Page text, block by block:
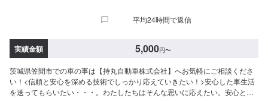
平均24時間で返信
実績金額 5,000円〜
茨城県笠間市での車の事は【持丸自動車株式会社】へお気軽にご相談くださ
い！<信頼と安心を深める技術でしっかり応えていきたい！>安心した車生活
を送ってもらいたい・・・。わたしたちはそんな思いに応えたい。安心と